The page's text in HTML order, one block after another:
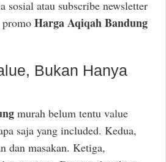
sosial atau subscribe newsletter
Harga Aqiqah Bandung
Bukan Hanya
murah belum tentu value
saja yang included. Kedua,
dan masakan. Ketiga,